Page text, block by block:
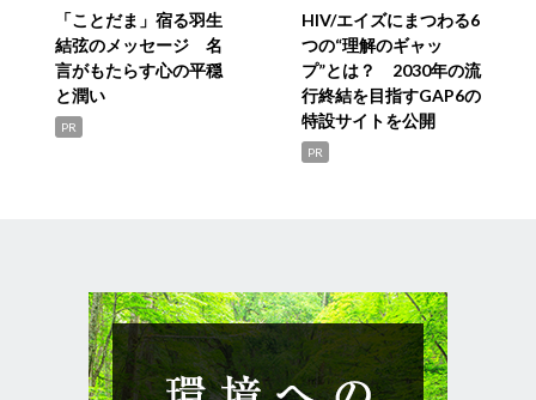
「ことだま」宿る羽生
結弦のメッセージ 名
言がもたらす心の平穏
と潤い
PR
HIV/エイズにまつわる6
つの“理解のギャッ
プ”とは？ 2030年の流
行終結を目指すGAP6の
特設サイトを公開
PR